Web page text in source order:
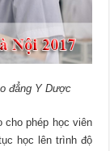
đẳng Y Dược
cho phép học viên
học lên trình độ